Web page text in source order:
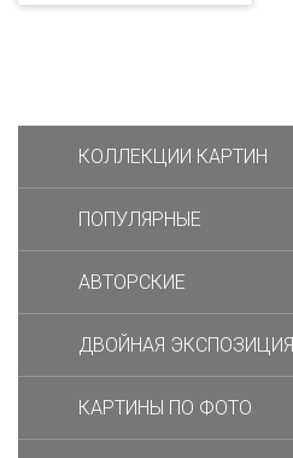
КОЛЛЕКЦИИ КАРТИН
ПОПУЛЯРНЫЕ
АВТОРСКИЕ
ДВОЙНАЯ ЭКСПОЗИЦИЯ
КАРТИНЫ ПО ФОТО